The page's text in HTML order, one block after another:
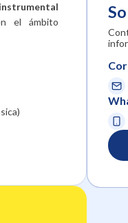
el ámbito